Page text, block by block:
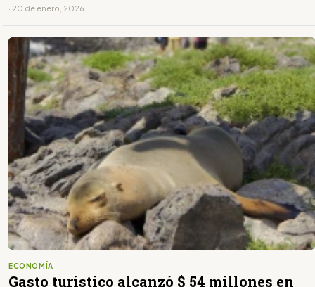
· 20 de enero, 2026
ECONOMÍA
Gasto turístico alcanzó $ 54 millones en